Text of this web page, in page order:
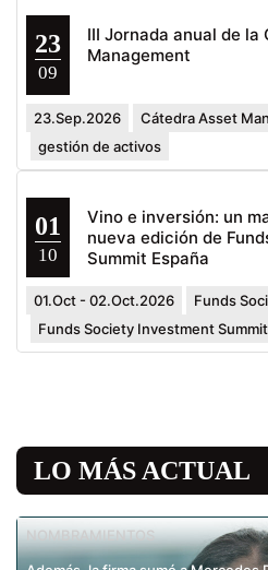
23
09
III Jornada anual de la
Management
23.Sep.2026
Cátedra Asset
gestión de activos
01
10
Vino e inversión: un
nueva edición de
Summit España
01.Oct - 02.Oct.2026
Funds
Funds Society Investment Summit
LO MÁS ACTUAL
NOMBRAMIENTOS